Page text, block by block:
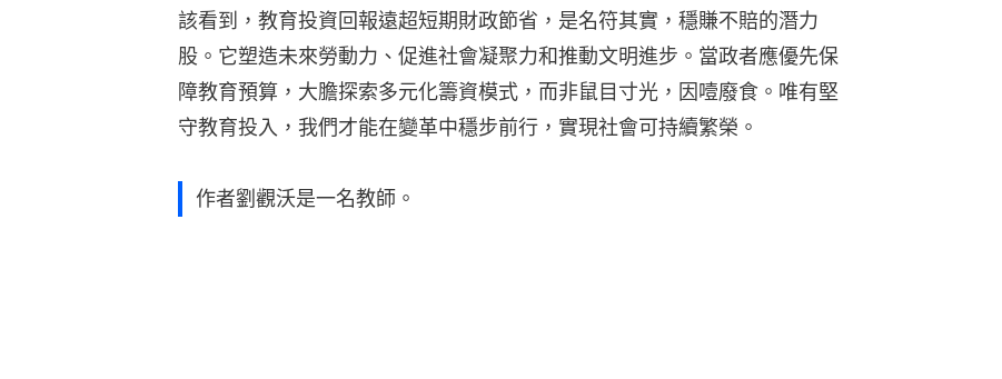
該看到，教育投資回報遠超短期財政節省，是名符其實，穩賺不賠的潛力
股。它塑造未來勞動力、促進社會凝聚力和推動文明進步。當政者應優先保
障教育預算，大膽探索多元化籌資模式，而非鼠目寸光，因噎廢食。唯有堅
守教育投入，我們才能在變革中穩步前行，實現社會可持續繁榮。
作者劉觀沃是一名教師。